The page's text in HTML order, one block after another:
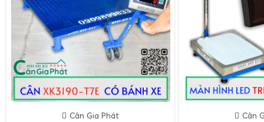
Cân Gia Phát Cân